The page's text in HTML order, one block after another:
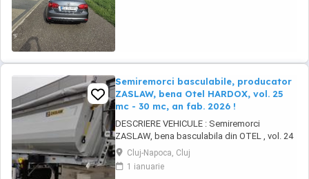
Semiremorci basculabile, producator
ZASLAW, bena Otel HARDOX, vol. 25
mc - 30 mc, an fab. 2026 !
DESCRIERE VEHICULE : Semiremorci
ZASLAW, bena basculabila din OTEL , vol. 24
mc - 30 mc, (stoc nou 2026 sau in fabricatie
ZASLAW) . DETALII: - Semiremorci
basculabile pe 3 axe, bena constructie din
Cluj-Napoca, Cluj
1 ianuarie